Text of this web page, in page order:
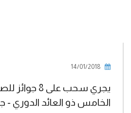
14/01/2018
الخامس ذو العائد الدوري -